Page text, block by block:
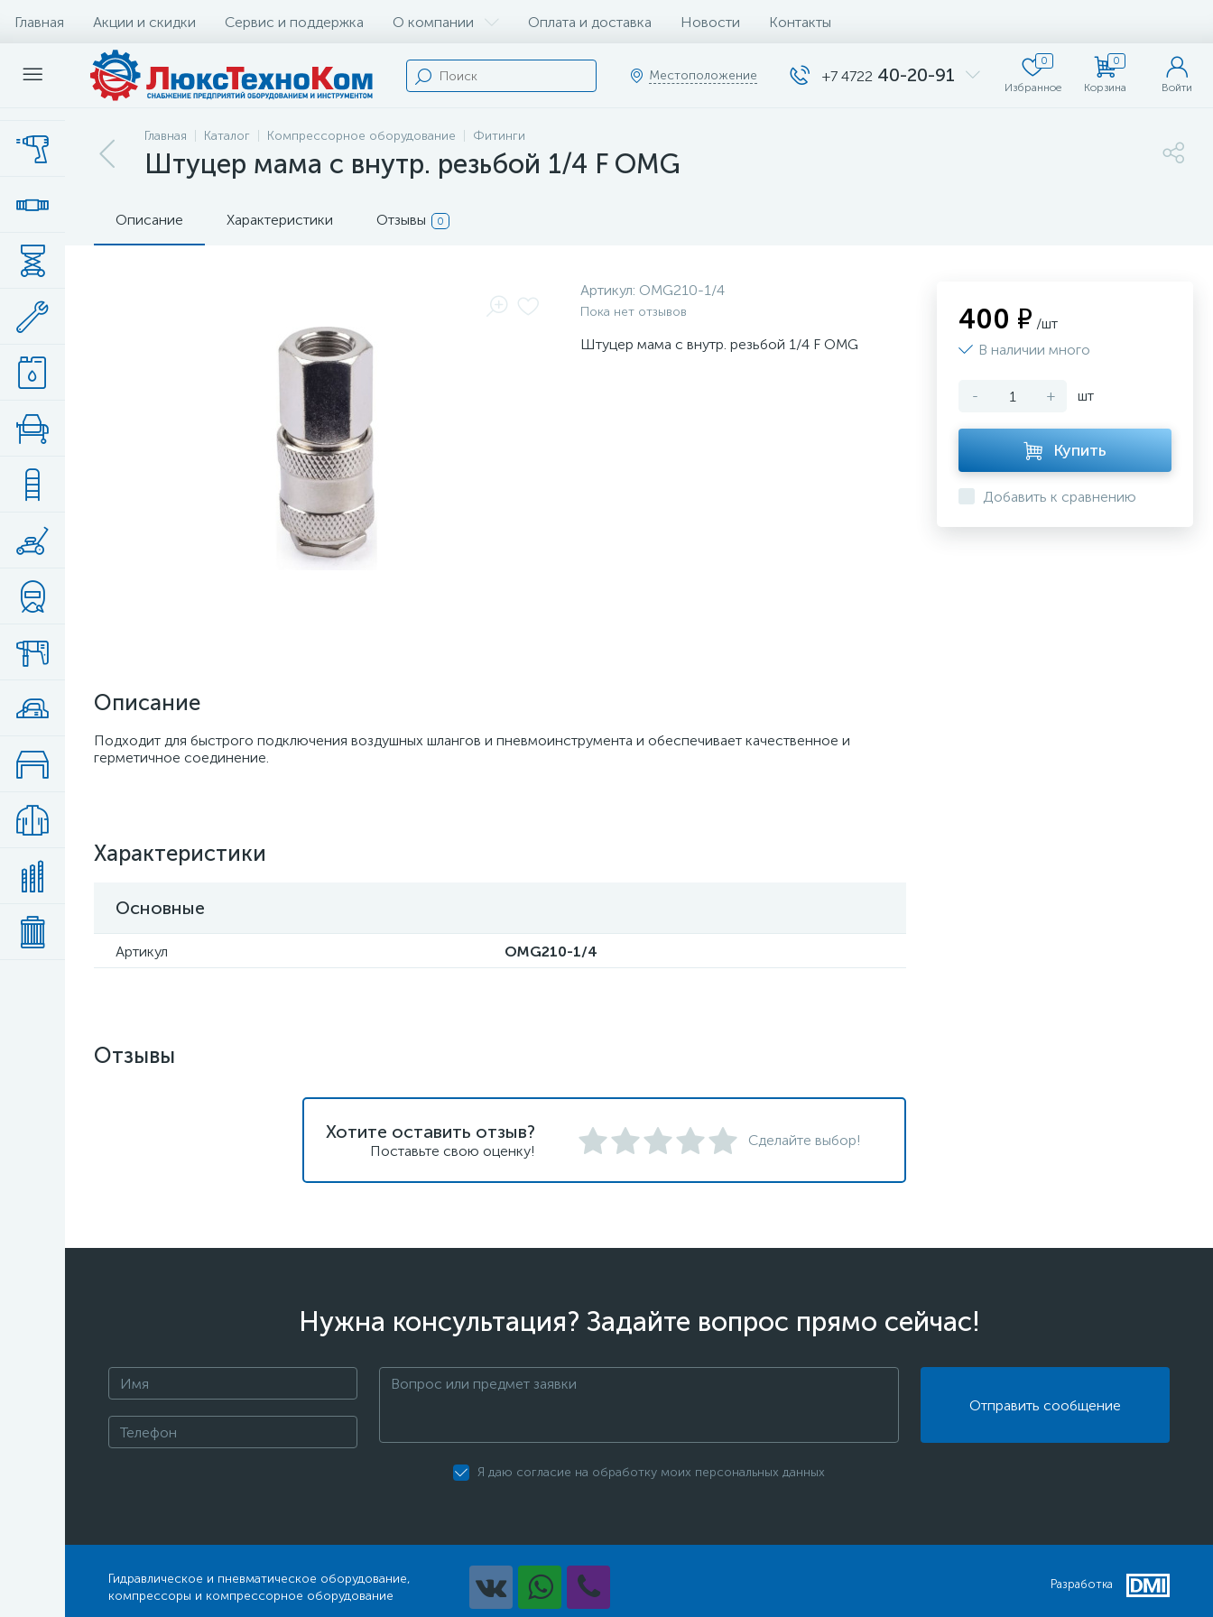
Главная Акции и скидки Сервис и поддержка О компании Оплата и доставка Новости Контакты
Местоположение +7 4722 40-20-91
0
Избранное
0
Корзина Войти
Главная Каталог Компрессорное оборудование Фитинги
Штуцер мама с внутр. резьбой 1/4 F OMG
Описание Характеристики Отзывы 0
Артикул: OMG210-1/4
Пока нет отзывов
Штуцер мама с внутр. резьбой 1/4 F OMG
Описание
Подходит для быстрого подключения воздушных шлангов и пневмоинструмента и обеспечивает качественное и
герметичное соединение.
Характеристики
Основные
Артикул OMG210-1/4
400 ₽ /шт
В наличии много
- + шт
Купить
Добавить к сравнению
Отзывы
Хотите оставить отзыв?
Поставьте свою оценку!
Сделайте выбор!
Нужна консультация? Задайте вопрос прямо сейчас!
Отправить сообщение
Я даю согласие на обработку моих персональных данных
Гидравлическое и пневматическое оборудование,
компрессоры и компрессорное оборудование
Разработка